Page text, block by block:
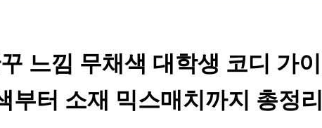
느낌 무채색 대학생 코디 가이
부터 소재 믹스매치까지 총정리